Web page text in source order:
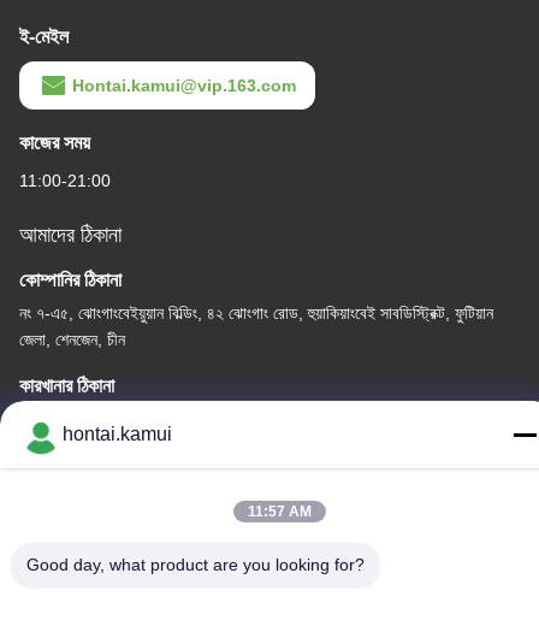
ই-মেইল
Hontai.kamui@vip.163.com
কাজের সময়
11:00-21:00
আমাদের ঠিকানা
কোম্পানির ঠিকানা
নং ৭-এ৫, ঝোংগাংবেইয়ুয়ান বিল্ডিং, ৪২ ঝোংগাং রোড, হুয়াকিয়াংবেই সাবডিস্ট্রিক্ট, ফুটিয়ান
জেলা, শেনজেন, চীন
কারখানার ঠিকানা
টেলিফোন
86-755-82861683
hontai.kamui
11:57 AM
Good day, what product are you looking for?